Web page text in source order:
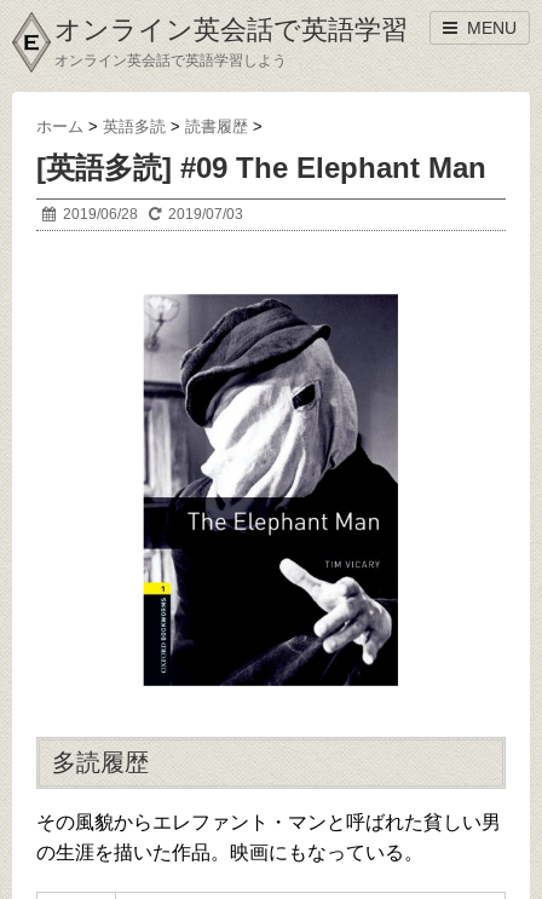
オンライン英会話で英語学習
オンライン英会話で英語学習しよう
MENU
ホーム > 英語多読 > 読書履歴 >
[英語多読] #09 The Elephant Man
2019/06/28 2019/07/03
多読履歴
その風貌からエレファント・マンと呼ばれた貧しい男
の生涯を描いた作品。映画にもなっている。